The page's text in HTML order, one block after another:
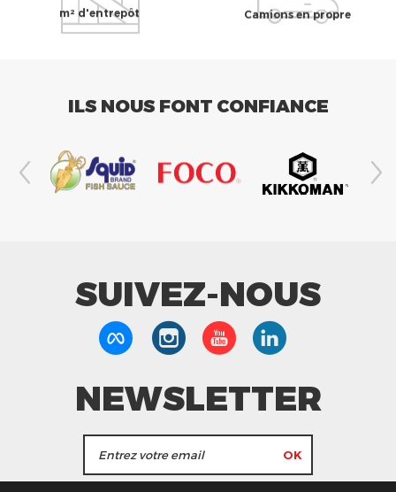
m² d'entrepôt Camions en propre
ILS NOUS FONT CONFIANCE
SUIVEZ-NOUS
NEWSLETTER